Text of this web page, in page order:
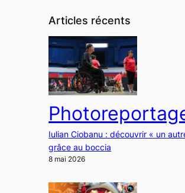
Articles récents
Iulian Ciobanu : découvrir « un
grâce au boccia
8 mai 2026